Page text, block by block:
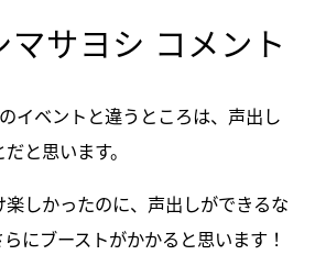
サヨシ コメント
イベントと違うところは、声出し
と思います。
しかったのに、声出しができるな
にブーストがかかると思います！